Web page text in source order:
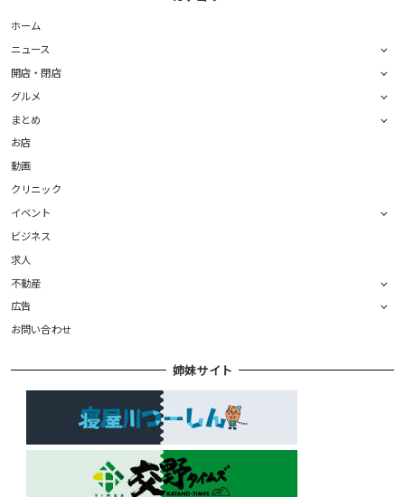
ホーム
ニュース
開店・閉店
グルメ
まとめ
お店
動画
クリニック
イベント
ビジネス
求人
不動産
広告
お問い合わせ
姉妹サイト